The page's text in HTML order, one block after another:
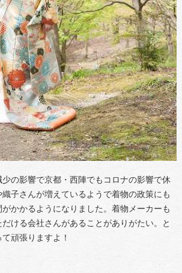
の影響で京都・西陣でもコロナの影響で休
子さんが増えているようで着物の政策にも
かかるようになりました。着物メーカーも
ける会社さんがあることがありがたい。と
頑張りますよ！